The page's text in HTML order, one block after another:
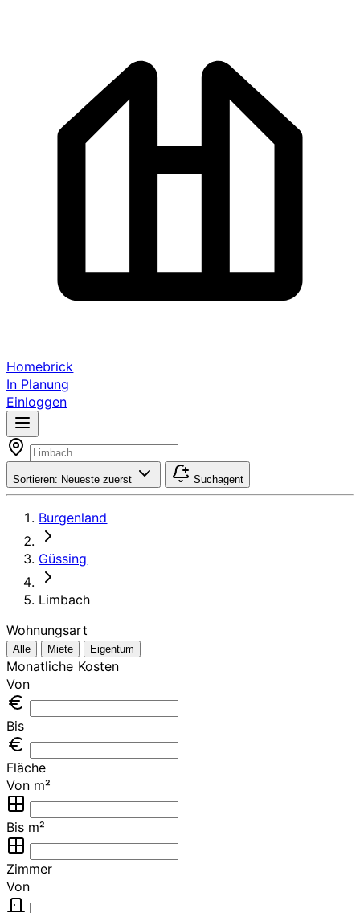
Homebrick
In Planung
Einloggen
Sortieren: Neueste zuerst Suchagent
Burgenland
Güssing
Limbach
Wohnungsart
Alle Miete Eigentum
Monatliche Kosten
Von
Bis
Fläche
Von m²
Bis m²
Zimmer
Von